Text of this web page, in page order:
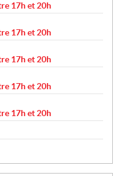
17h et 20h
17h et 20h
17h et 20h
17h et 20h
17h et 20h